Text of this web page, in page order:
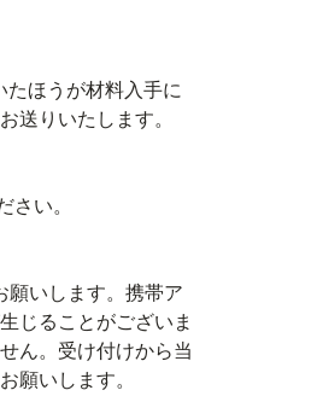
ほうが材料入手に
送りいたします。
い。
願いします。携帯ア
じることがございま
ん。受け付けから当
願いします。